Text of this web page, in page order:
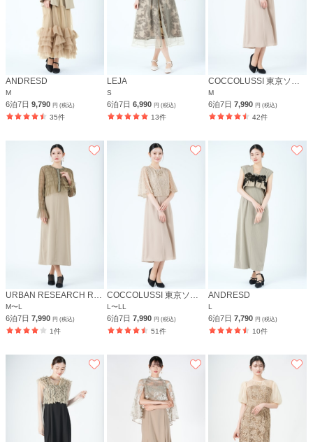
ANDRESD
M
6泊7日 9,790 円 (税込)
35件
LEJA
S
6泊7日6,990円 (税込)
13件
M
6泊7日7,990円 (税込)
42件
M〜L
6泊7日 7,990 円 (税込)
1件
L〜LL
6泊7日7,990円 (税込)
51件
ANDRESD
L
6泊7日7,790円 (税込)
10件